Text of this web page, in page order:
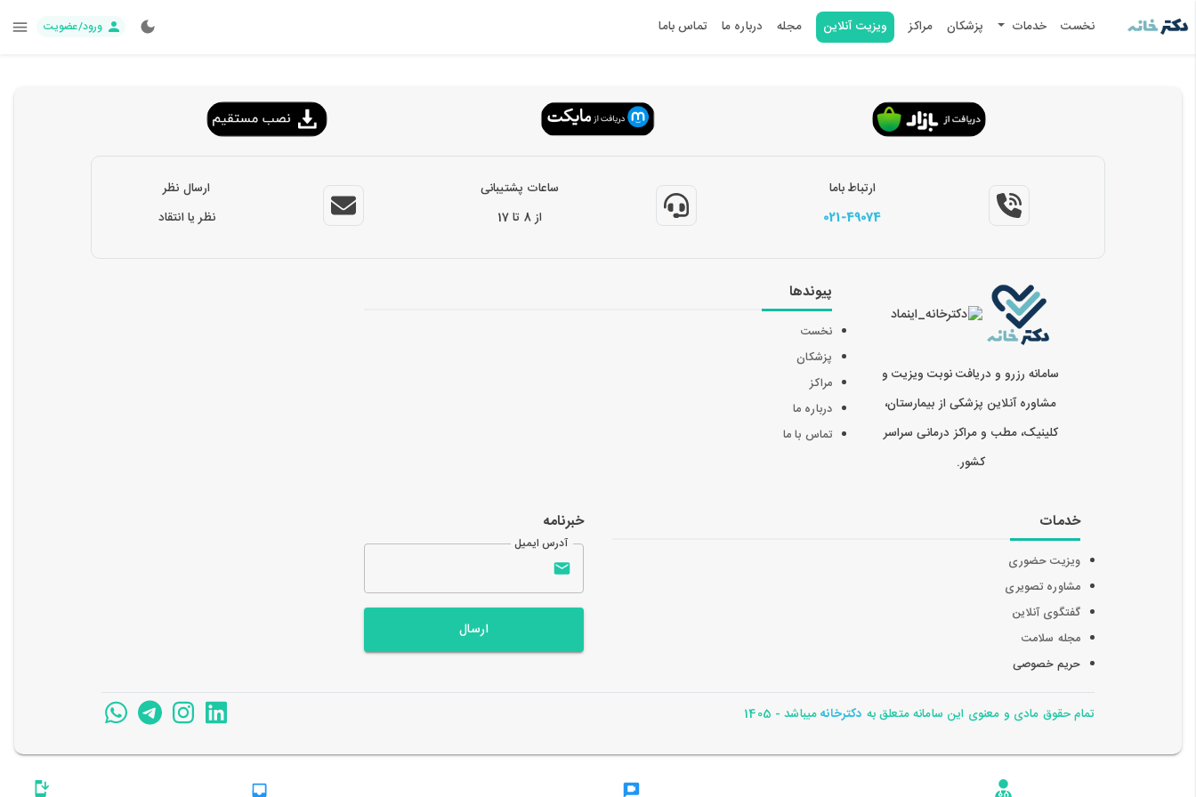
نخست خدمات پزشکان مراکز ویزیت آنلاین مجله درباره ما تماس باما ورود/عضویت
ارتباط باما
021-49074
ساعات پشتیبانی
از 8 تا 17
ارسال نظر
نظر یا انتقاد
سامانه رزرو و دریافت نوبت ویزیت و
مشاوره آنلاین پزشکی از بیمارستان،
کلینیک، مطب و مراکز درمانی سراسر
کشور.
پیوندها
نخست
پزشکان
مراکز
درباره ما
تماس با ما
خدمات
ویزیت حضوری
مشاوره تصویری
گفتگوی آنلاین
مجله سلامت
حریم خصوصی
خبرنامه
آدرس ایمیل
ارسال
تمام حقوق مادی و معنوی این سامانه متعلق به دکترخانهمیباشد - 1405